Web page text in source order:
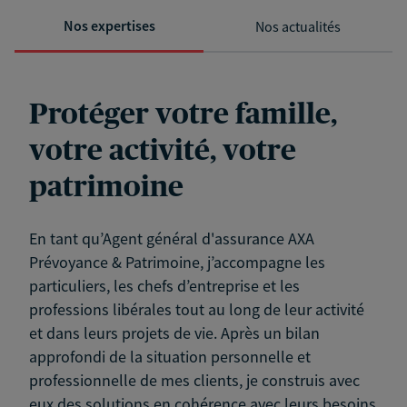
Nos expertises Nos actualités
Protéger votre famille,
votre activité, votre
patrimoine
En tant qu’Agent général d'assurance AXA
Prévoyance & Patrimoine, j’accompagne les
particuliers, les chefs d’entreprise et les
professions libérales tout au long de leur activité
et dans leurs projets de vie. Après un bilan
approfondi de la situation personnelle et
professionnelle de mes clients, je construis avec